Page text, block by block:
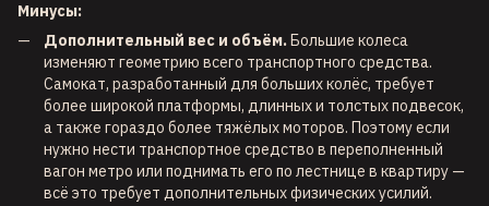
Минусы:
Дополнительный вес и объём.Большие колеса
изменяют геометрию всего транспортного средства.
Самокат, разработанный для больших колёс, требует
более широкой платформы, длинных и толстых подвесок,
а также гораздо более тяжёлых моторов. Поэтому если
нужно нести транспортное средство в переполненный
вагон метро или поднимать его по лестнице в квартиру —
всё это требует дополнительных физических усилий.